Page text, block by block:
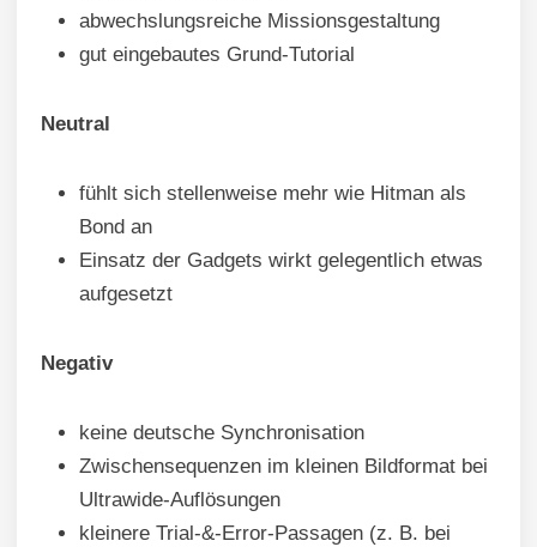
abwechslungsreiche Missionsgestaltung
gut eingebautes Grund-Tutorial
Neutral
fühlt sich stellenweise mehr wie Hitman als
Bond an
Einsatz der Gadgets wirkt gelegentlich etwas
aufgesetzt
Negativ
keine deutsche Synchronisation
Zwischensequenzen im kleinen Bildformat bei
Ultrawide-Auflösungen
kleinere Trial-&-Error-Passagen (z. B. bei